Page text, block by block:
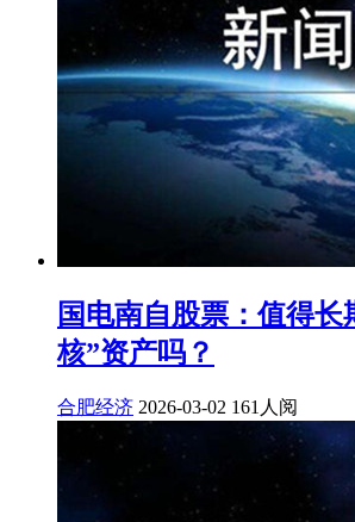
国电南自股票：值得长
核”资产吗？
合肥经济 2026-03-02 161人阅